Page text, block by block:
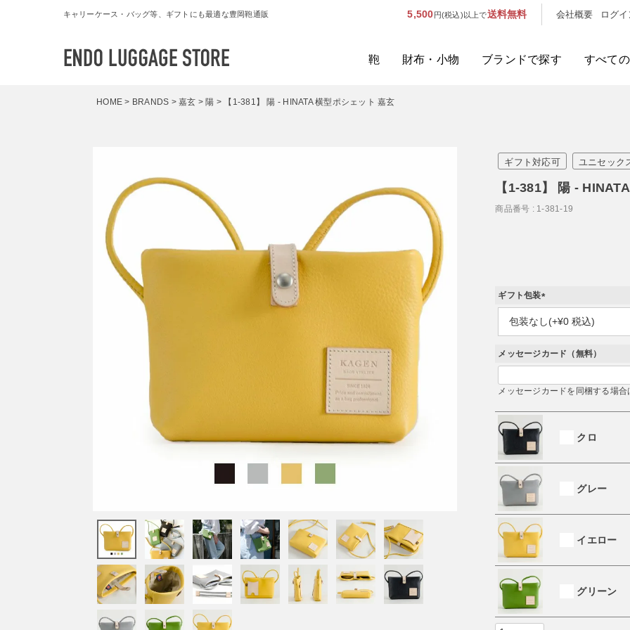
キャリーケース・バッグ等、ギフトにも最適な豊岡鞄通販 5,500円(税込)以上で送料無料 会社概要 ログイ
鞄 財布・小物 ブランドで探す すべて
ブランドから探す
HOME BRANDS 嘉玄 陽 【1-381】 陽 - HINATA 横型ポシェット 嘉玄
ギフト対応可 ユニセック
【1-381】 陽 -
商品番号 1-381-19
ギフト包装
(
必
須
メッセージカード（無料）
メッセージカードを同梱する場合
クロ
グレー
イエロー
グリーン